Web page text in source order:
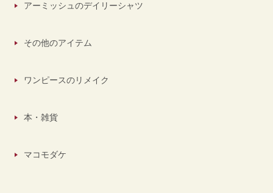
アーミッシュのデイリーシャツ
その他のアイテム
ワンピースのリメイク
本・雑貨
マコモダケ